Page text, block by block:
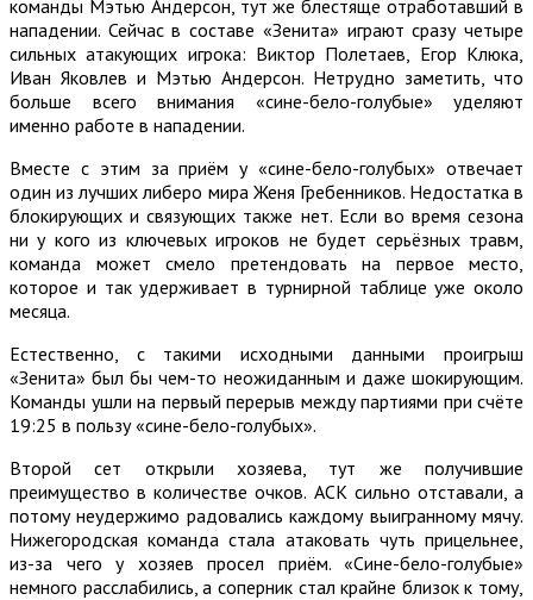
команды Мэтью Андерсон, тут же блестяще отработавший в
нападении. Сейчас в составе «Зенита» играют сразу четыре
сильных атакующих игрока: Виктор Полетаев, Егор Клюка,
Иван Яковлев и Мэтью Андерсон. Нетрудно заметить, что
больше всего внимания «сине-бело-голубые» уделяют
именно работе в нападении.
Вместе с этим за приём у «сине-бело-голубых» отвечает
один из лучших либеро мира Женя Гребенников. Недостатка в
блокирующих и связующих также нет. Если во время сезона
ни у кого из ключевых игроков не будет серьёзных травм,
команда может смело претендовать на первое место,
которое и так удерживает в турнирной таблице уже около
месяца.
Естественно, с такими исходными данными проигрыш
«Зенита» был бы чем-то неожиданным и даже шокирующим.
Команды ушли на первый перерыв между партиями при счёте
19:25 в пользу «сине-бело-голубых».
Второй сет открыли хозяева, тут же получившие
преимущество в количестве очков. АСК сильно отставали, а
потому неудержимо радовались каждому выигранному мячу.
Нижегородская команда стала атаковать чуть прицельнее,
из-за чего у хозяев просел приём. «Сине-бело-голубые»
немного расслабились, а соперник стал крайне близок к тому,